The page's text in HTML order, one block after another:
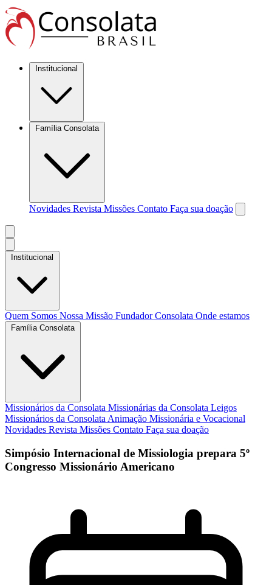
Institucional
Família Consolata
Novidades Revista Missões Contato Faça sua doação
Institucional
Quem Somos Nossa Missão FundadorConsolata Onde estamos
Família Consolata
Missionários da Consolata Missionárias da Consolata Leigos
Missionários da Consolata Animação Missionária e Vocacional
Novidades Revista Missões Contato Faça sua doação
Simpósio Internacional de Missiologia prepara 5º
Congresso Missionário Americano